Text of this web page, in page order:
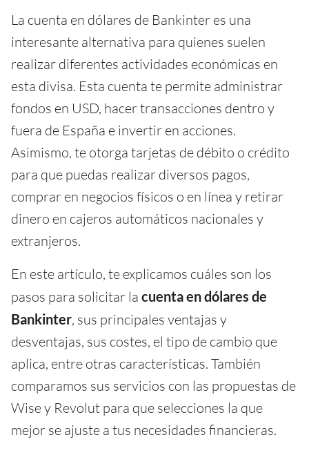
La cuenta en dólares de Bankinter es una
interesante alternativa para quienes suelen
realizar diferentes actividades económicas en
esta divisa. Esta cuenta te permite administrar
fondos en USD, hacer transacciones dentro y
fuera de España e invertir en acciones.
Asimismo, te otorga tarjetas de débito o crédito
para que puedas realizar diversos pagos,
comprar en negocios físicos o en línea y retirar
dinero en cajeros automáticos nacionales y
extranjeros.
En este artículo, te explicamos cuáles son los
pasos para solicitar la cuenta en dólares de
Bankinter, sus principales ventajas y
desventajas, sus costes, el tipo de cambio que
aplica, entre otras características. También
comparamos sus servicios con las propuestas de
Wise y Revolut para que selecciones la que
mejor se ajuste a tus necesidades financieras.